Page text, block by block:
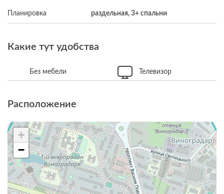
Планировка раздельная, 3+ спальни
Какие тут удобства
Без мебели Телевизор
Расположение
+
−